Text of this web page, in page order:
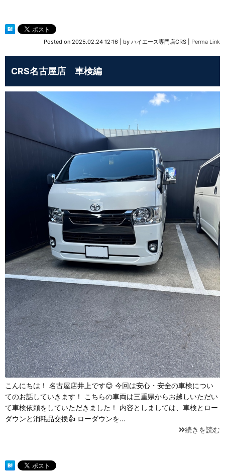
Posted on 2025.02.24 12:16 by ハイエース専門店CRS Perma Link
CRS名古屋店 車検編
こんにちは！ 名古屋店井上です😊 今回は安心・安全の車検につい
てのお話していきます！ こちらの車両は三重県からお越しいただい
て車検依頼をしていただきました！ 内容としましては、車検とロー
ダウンと消耗品交換👍 ローダウンを…
続きを読む